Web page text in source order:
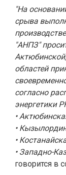
"На
срыва
"АНПЗ"
областей
согласно
энергетики
•
•
•
• Западно-
говорится в